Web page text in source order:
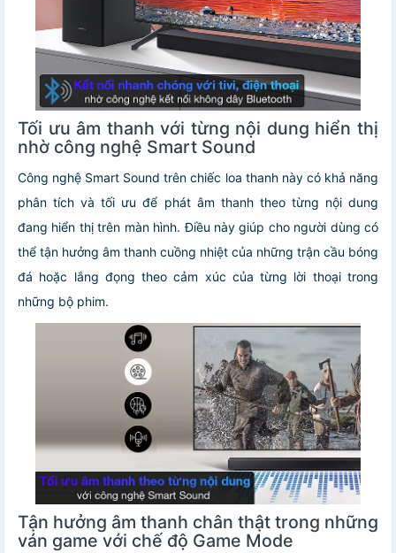
Tối ưu âm thanh với từng nội dung hiển thị
nhờ công nghệ Smart Sound
Công nghệ Smart Sound trên chiếc loa thanh này có khả năng
phân tích và tối ưu để phát âm thanh theo từng nội dung
đang hiển thị trên màn hình. Điều này giúp cho người dùng có
thể tận hưởng âm thanh cuồng nhiệt của những trận cầu bóng
đá hoặc lắng đọng theo cảm xúc của từng lời thoại trong
những bộ phim.
Tận hưởng âm thanh chân thật trong những
ván game với chế độ Game Mode